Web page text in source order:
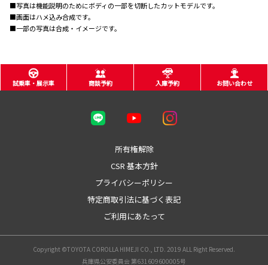
■写真は機能説明のためにボディの一部を切断したカットモデルです。
■画面はハメ込み合成です。
■一部の写真は合成・イメージです。
試乗車・展示車 商談予約 入庫予約 お問い合わせ
所有権解除
CSR 基本方針
プライバシーポリシー
特定商取引法に基づく表記
ご利用にあたって
Copyright ©TOYOTA COROLLA HIMEJI CO., LTD. 2019 ALL Right Reserved.
兵庫県公安委員会 第631609600005号